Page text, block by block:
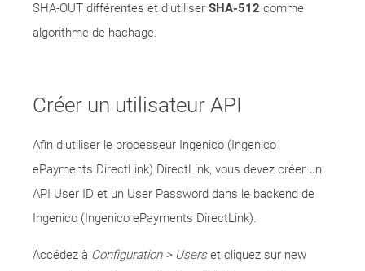
SHA-OUT différentes et d’utiliser SHA-512 comme
algorithme de hachage.
Créer un utilisateur API
Afin d’utiliser le processeur Ingenico (Ingenico
ePayments DirectLink) DirectLink, vous devez créer un
API User ID et un User Password dans le backend de
Ingenico (Ingenico ePayments DirectLink).
Accédez à Configuration > Userset cliquez sur new